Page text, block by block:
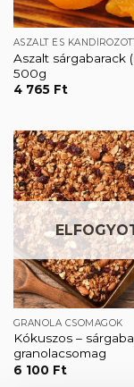
Aszalt sárgabarack
500g
4 765 Ft
GRANOLA CSOMAGOK
Kókuszos –
granolacsomag
6 100 Ft